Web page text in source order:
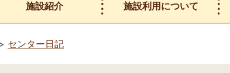
施設紹介 施設利用について
センター日記